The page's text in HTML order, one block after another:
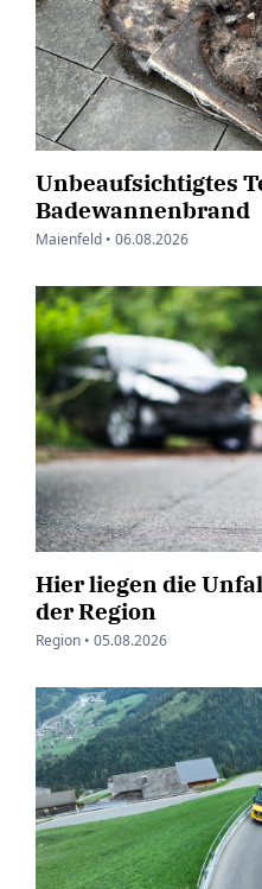
Unbeaufsichtigtes
Badewannenbrand
Maienfeld • 06.08.2026
Hier liegen die
der Region
Region • 05.08.2026